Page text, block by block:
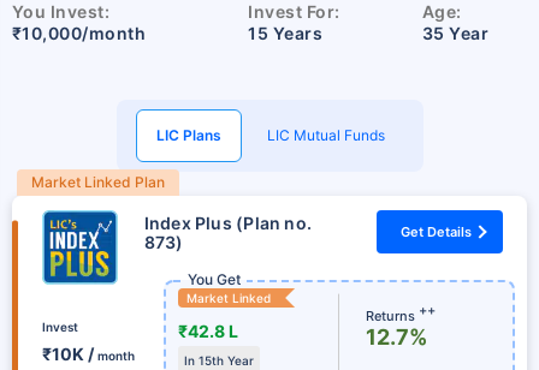
You Invest:
₹10,000/month
Invest For:
15 Years
Age:
35 Year
LIC Plans LIC Mutual Funds
Market Linked Plan
Index Plus (Plan no.
873)
Get Details
Invest
₹10K /month
You Get
Market Linked
₹42.8 L
In 15th Year
Returns ++
12.7%